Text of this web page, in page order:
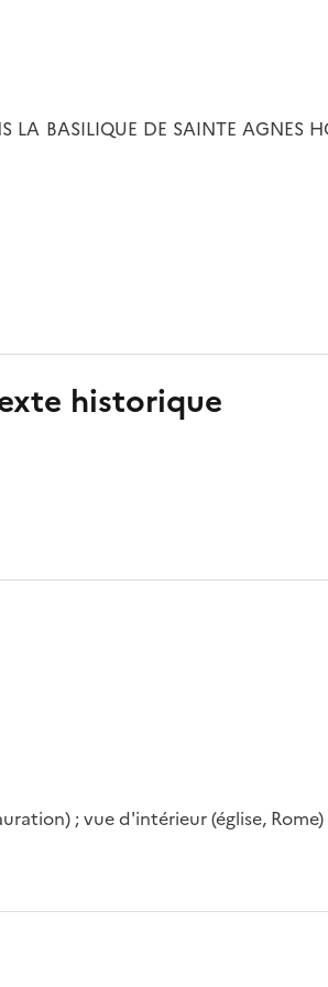
BASILIQUE DE SAINTE AGNES
historique
; vue d'intérieur (église, Rome)